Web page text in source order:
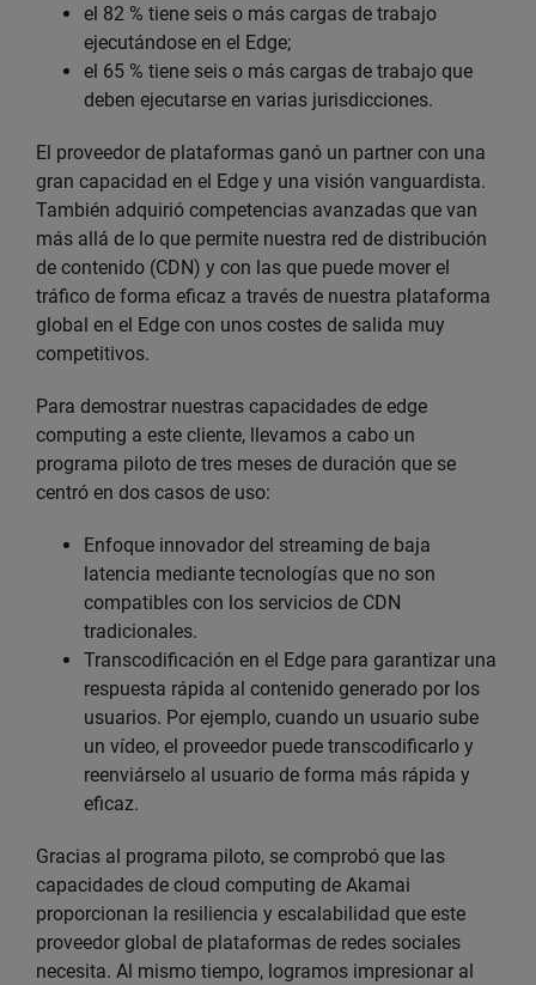
el 82 % tiene seis o más cargas de trabajo
ejecutándose en el Edge;
el 65 % tiene seis o más cargas de trabajo que
deben ejecutarse en varias jurisdicciones.
El proveedor de plataformas ganó un partner con una
gran capacidad en el Edge y una visión vanguardista.
También adquirió competencias avanzadas que van
más allá de lo que permite nuestra red de distribución
de contenido (CDN) y con las que puede mover el
tráfico de forma eficaz a través de nuestra plataforma
global en el Edge con unos costes de salida muy
competitivos.
Para demostrar nuestras capacidades de edge
computing a este cliente, llevamos a cabo un
programa piloto de tres meses de duración que se
centró en dos casos de uso:
Enfoque innovador del streaming de baja
latencia mediante tecnologías que no son
compatibles con los servicios de CDN
tradicionales.
Transcodificación en el Edge para garantizar una
respuesta rápida al contenido generado por los
usuarios. Por ejemplo, cuando un usuario sube
un vídeo, el proveedor puede transcodificarlo y
reenviárselo al usuario de forma más rápida y
eficaz.
Gracias al programa piloto, se comprobó que las
capacidades de cloud computing de Akamai
proporcionan la resiliencia y escalabilidad que este
proveedor global de plataformas de redes sociales
necesita. Al mismo tiempo, logramos impresionar al